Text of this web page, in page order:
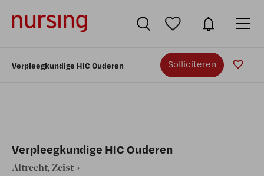
Verpleegkundige HIC Ouderen Solliciteren
Verpleegkundige HIC Ouderen
Altrecht, Zeist